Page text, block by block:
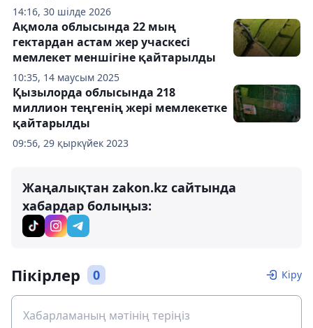
14:16, 30 шілде 2026
10:35, 14 маусым 2025
Ақмола облысында 22 мың
гектардан астам жер учаскесі
мемлекет меншігіне қайтарылды
09:56, 29 қыркүйек 2023
Қызылорда облысында 218
миллион теңгенің жері мемлекетке
қайтарылды
Жаңалықтан zakon.kz сайтында
хабардар болыңыз:
Пікірлер 0 Кіру